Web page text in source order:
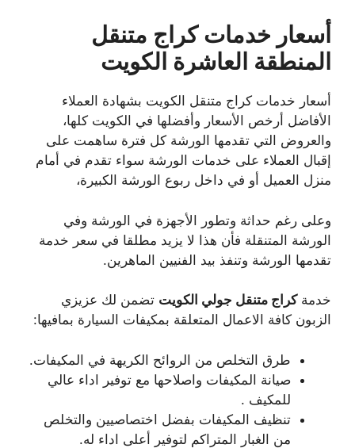
أسعار خدمات كراج متنقل
المنطقة العاشرة الكويت
أسعار خدمات كراج متنقل الكويت بشهادة العملاء
الأفاضل أرخص الأسعار وأفضلها في الكويت كلها،
والعروض التي تقدمها الورشة كل فترة ساهمت على
إقبال العملاء على خدمات الورشة سواء تقدم في أمام
منزل العميل أو في داخل ربوع الورشة الكبيرة،
وعلى رغم حداثة وتطور الأجهزة في الورشة وفي
الورشة المتنقلة فأن هذا لا يزيد مطلقا في سعر خدمة
تقدمها الورشة وتنفذ بيد الفنيين الماهرين.
خدمةكراج متنقل جولي الكويت تضمن لك عزيزي
الزبون كافة الاعمال المتعلقة بمكيفات السيارة بمافيها:
طرق التخلص من الروائح الكريهة في المكيفات.
صيانة المكيفات واصلاحها مع توفير اداء عالي
للمكيف .
تنظيف المكيفات بفضل اختصاصيين والتخلص
من الغبار المتراكم لتوفير أعلى اداء له.